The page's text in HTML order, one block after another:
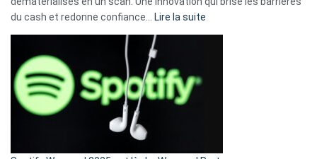
du cash et redonne confiance…
Lire la suite
»